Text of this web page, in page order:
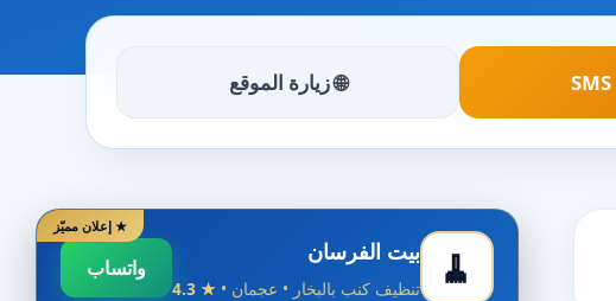
🌐 زيارة الموقع
★ إعلان مميّز
🧹 بيت الفرسان
تنظيف كنب بالبخار • عجمان •★ 4.3
واتساب